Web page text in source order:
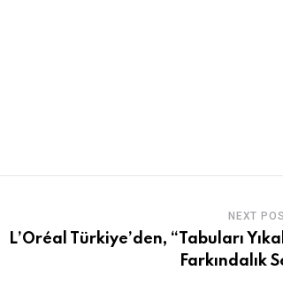
NEXT
L’Oréal Türkiye’den, “Tabuları
Farkındalık